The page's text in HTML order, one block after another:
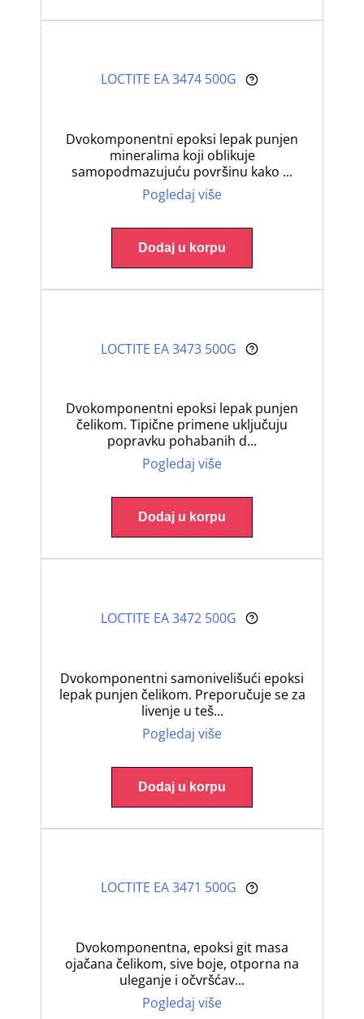
LOCTITE EA 3474 500G
Dvokomponentni epoksi lepak punjen
mineralima koji oblikuje
samopodmazujuću površinu kako ...
Pogledaj više
Dodaj u korpu
LOCTITE EA 3473 500G
Dvokomponentni epoksi lepak punjen
čelikom. Tipične primene uključuju
popravku pohabanih d...
Pogledaj više
Dodaj u korpu
LOCTITE EA 3472 500G
Dvokomponentni samonivelišući epoksi
lepak punjen čelikom. Preporučuje se za
livenje u teš...
Pogledaj više
Dodaj u korpu
LOCTITE EA 3471 500G
Dvokomponentna, epoksi git masa
ojačana čelikom, sive boje, otporna na
uleganje i očvršćav...
Pogledaj više